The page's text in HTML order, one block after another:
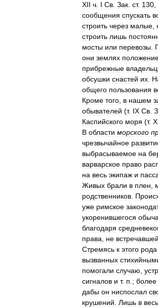
XII ч I Св Зак ст. 130
сообщения спускать
строить через малые
строить лишь
мосты или перевозы
они землях
прибрежные
обсушки снастей их
общего пользования
Кроме того в нашем
обывателей (т. IX Св
Каспийского моря (т.
В области морского
чрезвычайное
выбрасываемое на
варварское право
на весь экипаж и
Живых брали в плен
родственников
уже римское
укоренившегося
благодаря
права
не встречавшей
Стремясь к этого рода
вызванных
помогали случаю
сигналов и т. п .; более
дабы он ниспослал
крушений Лишь в